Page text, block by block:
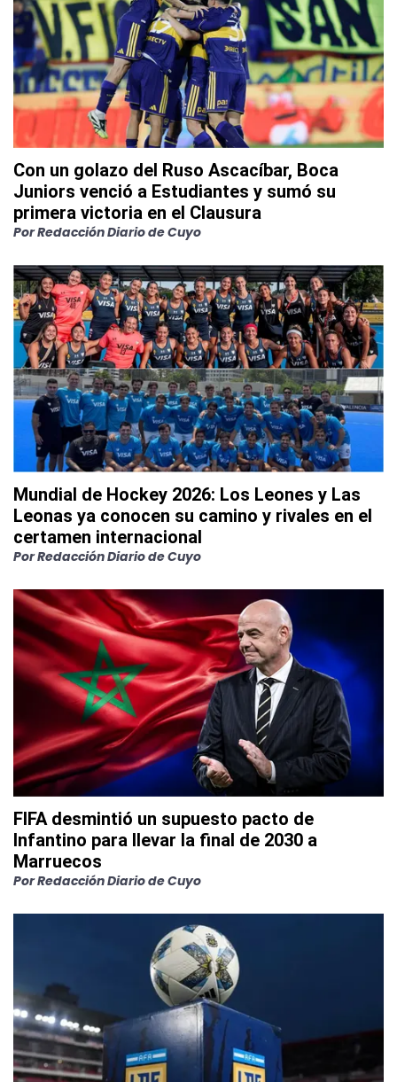
Con un golazo del Ruso Ascacíbar, Boca
Juniors venció a Estudiantes y sumó su
primera victoria en el Clausura
PorRedacción Diario de Cuyo
Mundial de Hockey 2026: Los Leones y Las
Leonas ya conocen su camino y rivales en el
certamen internacional
PorRedacción Diario de Cuyo
FIFA desmintió un supuesto pacto de
Infantino para llevar la final de 2030 a
Marruecos
PorRedacción Diario de Cuyo